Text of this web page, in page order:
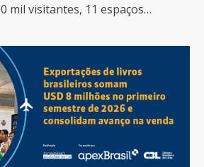
mil visitantes, 11 espaços…